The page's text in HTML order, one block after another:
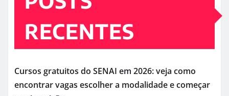
RECENTES
Cursos gratuitos do SENAI em 2026: veja como
encontrar vagas escolher a modalidade e começar